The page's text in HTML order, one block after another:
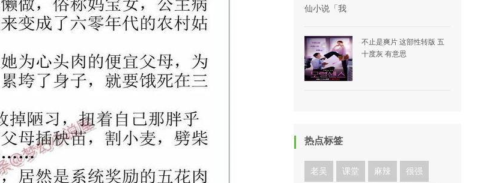
不止是爽片 这部性转版 五
十度灰 有意思
热点标签
老吴 课堂 麻辣 很强